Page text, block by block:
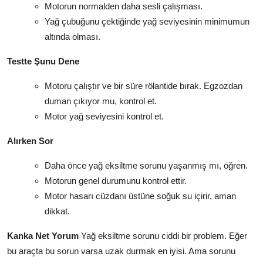
Motorun normalden daha sesli çalışması.
Yağ çubuğunu çektiğinde yağ seviyesinin minimumun
altında olması.
Testte Şunu Dene
Motoru çalıştır ve bir süre rölantide bırak. Egzozdan
duman çıkıyor mu, kontrol et.
Motor yağ seviyesini kontrol et.
Alırken Sor
Daha önce yağ eksiltme sorunu yaşanmış mı, öğren.
Motorun genel durumunu kontrol ettir.
Motor hasarı cüzdanı üstüne soğuk su içirir, aman
dikkat.
Kanka Net Yorum Yağ eksiltme sorunu ciddi bir problem. Eğer
bu araçta bu sorun varsa uzak durmak en iyisi. Ama sorunu